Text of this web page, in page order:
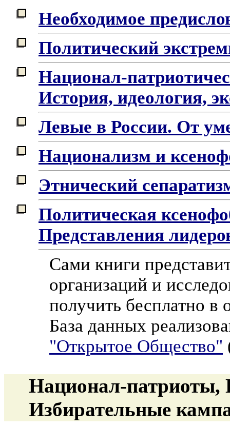
Необходимое
Политический
Национал-
История, идеология,
Левые в России. От
Национализм и
Этнический
Политическая
Представления
Сами книги
организаций и
получить бесплатно
База данных
"Открытое Общество"
Национал-патриоты,
Избирательные